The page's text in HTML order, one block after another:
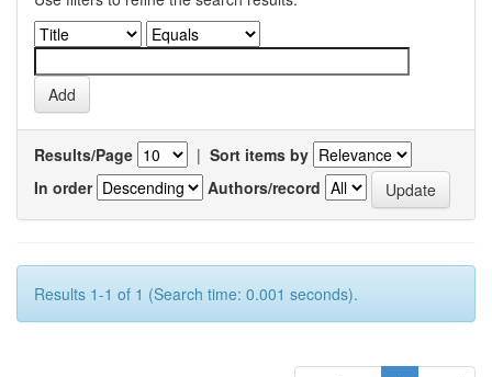
Results/Page | Sort items by
In order
Authors/record
Results 1-1 of 1 (Search time: 0.001 seconds).